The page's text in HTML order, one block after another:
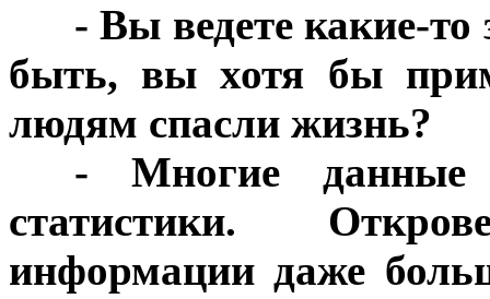
- Вы ведете какие-то
быть, вы хотя бы
людям спасли жизнь?
- Многие данные
статистики.
информации даже